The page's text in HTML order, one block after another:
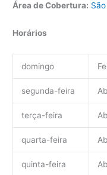
Área de Cobertura:
Horários
domingo
segunda-feira
terça-feira
quarta-feira
quinta-feira